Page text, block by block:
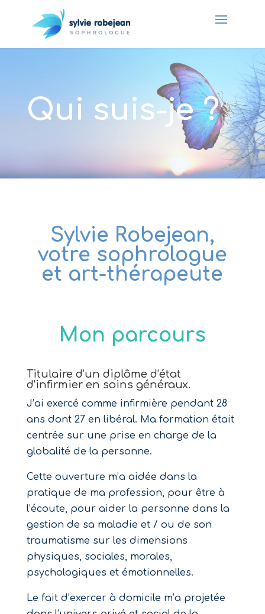
Qui suis-je ?
Sylvie Robejean,
votre sophrologue
et art-thérapeute
Mon parcours
Titulaire d’un diplôme d’état
d’infirmier en soins généraux.
J’ai exercé comme infirmière pendant 28
ans dont 27 en libéral. Ma formation était
centrée sur une prise en charge de la
globalité de la personne.
Cette ouverture m’a aidée dans la
pratique de ma profession, pour être à
l’écoute, pour aider la personne dans la
gestion de sa maladie et / ou de son
traumatisme sur les dimensions
physiques, sociales, morales,
psychologiques et émotionnelles.
Le fait d’exercer à domicile m’a projetée